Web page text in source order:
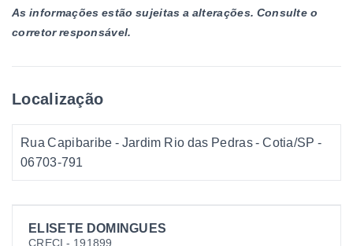
ELISETE DOMINGUES
CRECI - 191899
As informações estão sujeitas a alterações. Consulte o
corretor responsável.
Localização
Rua Capibaribe - Jardim Rio das Pedras - Cotia/SP -
06703-791